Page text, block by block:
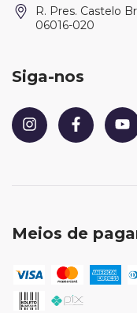
R. Pres. Castelo
06016-020
Siga-nos
Meios de